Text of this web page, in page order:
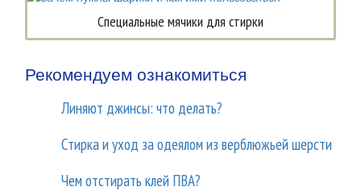
Специальные мячики для стирки
Рекомендуем ознакомиться
Линяют джинсы: что делать?
Стирка и уход за одеялом из верблюжьей шерсти
Чем отстирать клей ПВА?